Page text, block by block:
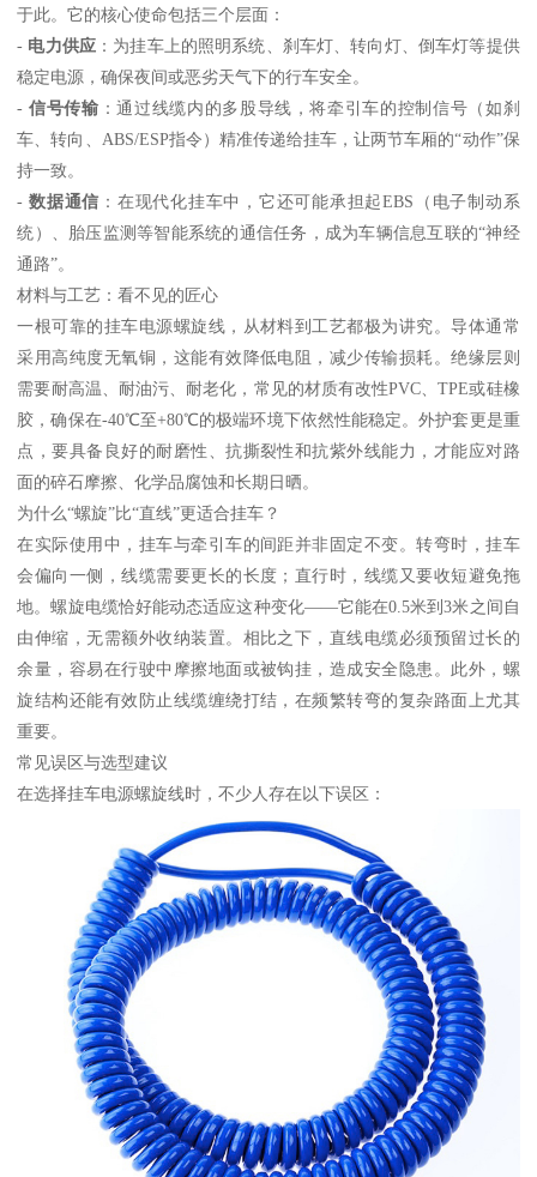
于此。它的核心使命包括三个层面：
- 电力供应 ：为挂车上的照明系统、刹车灯、转向灯、倒车灯等提供
稳定电源，确保夜间或恶劣天气下的行车安全。
- 信号传输 ：通过线缆内的多股导线，将牵引车的控制信号（如刹
车、转向、ABS/ESP指令）精准传递给挂车，让两节车厢的“动作”保
持一致。
-数据通信 ：在现代化挂车中，它还可能承担起EBS（电子制动系
统）、胎压监测等智能系统的通信任务，成为车辆信息互联的“神经
通路”。
材料与工艺：看不见的匠心
一根可靠的挂车电源螺旋线，从材料到工艺都极为讲究。导体通常
采用高纯度无氧铜，这能有效降低电阻，减少传输损耗。绝缘层则
需要耐高温、耐油污、耐老化，常见的材质有改性PVC、TPE或硅橡
胶，确保在-40℃至+80℃的极端环境下依然性能稳定。外护套更是重
点，要具备良好的耐磨性、抗撕裂性和抗紫外线能力，才能应对路
面的碎石摩擦、化学品腐蚀和长期日晒。
为什么“螺旋”比“直线”更适合挂车？
在实际使用中，挂车与牵引车的间距并非固定不变。转弯时，挂车
会偏向一侧，线缆需要更长的长度；直行时，线缆又要收短避免拖
地。螺旋电缆恰好能动态适应这种变化——它能在0.5米到3米之间自
由伸缩，无需额外收纳装置。相比之下，直线电缆必须预留过长的
余量，容易在行驶中摩擦地面或被钩挂，造成安全隐患。此外，螺
旋结构还能有效防止线缆缠绕打结，在频繁转弯的复杂路面上尤其
重要。
常见误区与选型建议
在选择挂车电源螺旋线时，不少人存在以下误区：